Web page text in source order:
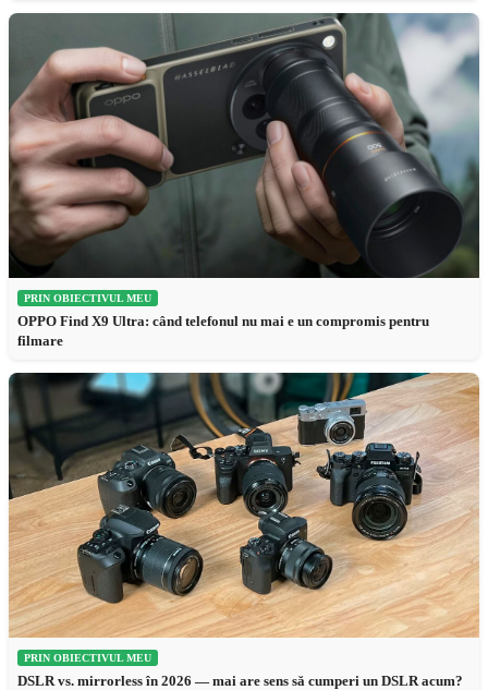
PRIN OBIECTIVUL MEU
OPPO Find X9 Ultra: când telefonul nu mai e un compromis pentru
filmare
PRIN OBIECTIVUL MEU
DSLR vs. mirrorless în 2026 — mai are sens să cumperi un DSLR acum?